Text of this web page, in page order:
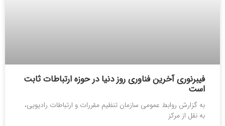
فیبرنوری آخرین فناوری روز دنیا در حوزه ارتباطات ثابت
است
به گزارش روابط عمومی سازمان تنظیم مقررات و ارتباطات رادیویی،
به نقل از مرکز